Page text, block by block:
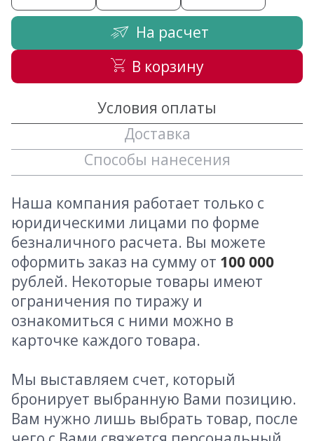
На расчет
В корзину
Условия оплаты
Доставка
Способы нанесения
Наша компания работает только с
юридическими лицами по форме
безналичного расчета. Вы можете
оформить заказ на сумму от 100 000
рублей. Некоторые товары имеют
ограничения по тиражу и
ознакомиться с ними можно в
карточке каждого товара.
Мы выставляем счет, который
бронирует выбранную Вами позицию.
Вам нужно лишь выбрать товар, после